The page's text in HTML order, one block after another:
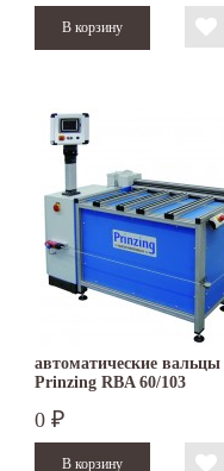
автоматические вальцы
Prinzing RBA 60/103
0 ₽